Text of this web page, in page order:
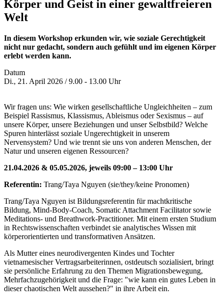
Körper und Geist in einer gewaltfreieren
Welt
In diesem Workshop erkunden wir, wie soziale Gerechtigkeit
nicht nur gedacht, sondern auch gefühlt und im eigenen Körper
erlebt werden kann.
Datum
Di., 21. April 2026 / 9.00 - 13.00 Uhr
Wir fragen uns: Wie wirken gesellschaftliche Ungleichheiten – zum
Beispiel Rassismus, Klassismus, Ableismus oder Sexismus – auf
unsere Körper, unsere Beziehungen und unser Selbstbild? Welche
Spuren hinterlässt soziale Ungerechtigkeit in unserem
Nervensystem? Und wie trennt sie uns von anderen Menschen, der
Natur und unseren eigenen Ressourcen?
21.04.2026 & 05.05.2026, jeweils 09:00 – 13:00 Uhr
Referentin: Trang/Taya Nguyen (sie/they/keine Pronomen)
Trang/Taya Nguyen ist Bildungsreferentin für machtkritische
Bildung, Mind-Body-Coach, Somatic Attachment Facilitator sowie
Meditations- und Breathwork-Practitioner. Mit einem ersten Studium
in Rechtswissenschaften verbindet sie analytisches Wissen mit
körperorientierten und transformativen Ansätzen.
Als Mutter eines neurodivergenten Kindes und Tochter
vietnamesischer Vertragsarbeiterinnen, ostdeutsch sozialisiert, bringt
sie persönliche Erfahrung zu den Themen Migrationsbewegung,
Mehrfachzugehörigkeit und die Frage: "wie kann ein gutes Leben in
dieser chaotischen Welt aussehen?" in ihre Arbeit ein.